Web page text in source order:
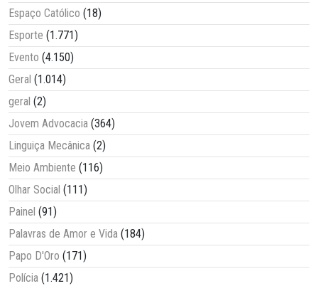
Espaço Católico (18)
Esporte (1.771)
Evento (4.150)
Geral (1.014)
geral (2)
Jovem Advocacia (364)
Linguiça Mecânica (2)
Meio Ambiente (116)
Olhar Social (111)
Painel (91)
Palavras de Amor e Vida (184)
Papo D'Oro (171)
Polícia (1.421)